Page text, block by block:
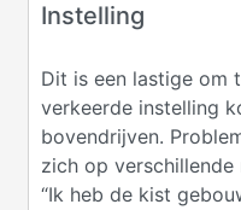
Instelling
Dit is een lastige om
verkeerde instelling
bovendrijven.
zich op verschillende
“Ik heb de kist